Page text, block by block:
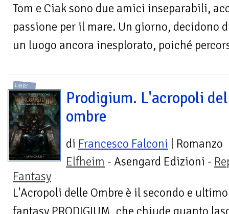
Tom e Ciak sono due amici inseparabili,
passione per il mare. Un giorno, decidono
un luogo ancora inesplorato, poiché
LIBRI
Prodigium. L'acropoli
ombre
di Francesco Falconi | Romanzo
Elfheim - Asengard Edizioni -
Fantasy
L'Acropoli delle Ombre è il secondo e